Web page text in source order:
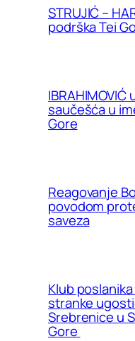
STRUJIĆ –
podrška Tei
saučešća u
Gore
Reagovanje
povodom
saveza
Klub
stranke
Srebrenice u
Gore